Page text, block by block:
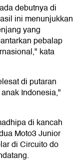
debutnya di
ini menunjukkan
yang
pebalap
kata
di putaran
Indonesia,"
di kancah
Moto3 Junior
di Circuito do